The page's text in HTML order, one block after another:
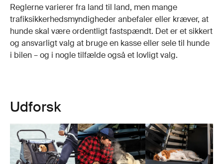
Reglerne varierer fra land til land, men mange
trafiksikkerhedsmyndigheder anbefaler eller kræver, at
hunde skal være ordentligt fastspændt. Det er et sikkert
og ansvarligt valg at bruge en kasse eller sele til hunde
i bilen – og i nogle tilfælde også et lovligt valg.
Udforsk